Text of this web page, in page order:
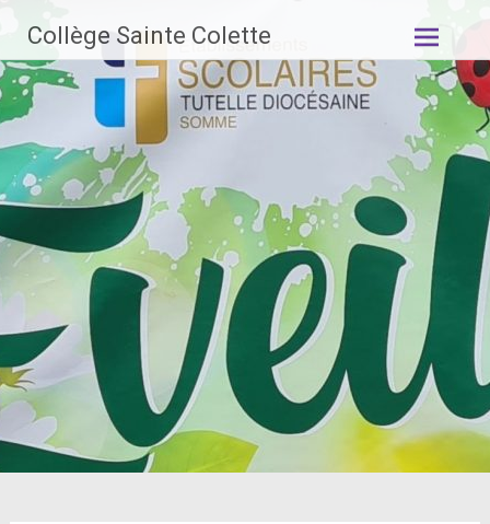
contenu
principal
Collège Sainte Colette